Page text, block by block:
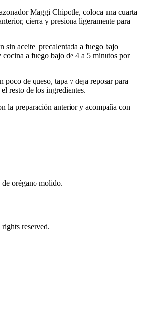
Maggi Chipotle, coloca una cuarta
cierra y presiona ligeramente para
sin aceite, precalentada a fuego bajo
cocina a fuego bajo de 4 a 5 minutos por
poco de queso, tapa y deja reposar para
resto de los ingredientes.
la preparación anterior y acompaña con
de orégano molido.
reserved.